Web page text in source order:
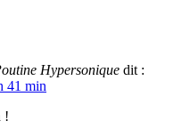
Hypersonique dit :
41 min
!